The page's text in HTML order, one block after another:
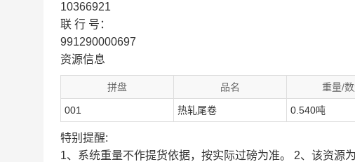
10366921
联 行 号：
991290000697
资源信息
拼盘 品名 重量/
001 热轧尾卷 0.540吨
特别提醒:
1、系统重量不作提货依据，按实际过磅为准。 2、该资源